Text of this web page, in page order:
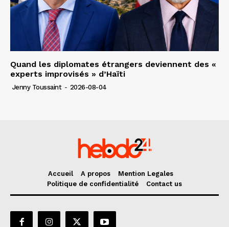
Quand les diplomates étrangers deviennent des «
experts improvisés » d’Haïti
Jenny Toussaint - 2026-08-04
Accueil A propos
Mention Legales
Politique de confidentialité
Contact us